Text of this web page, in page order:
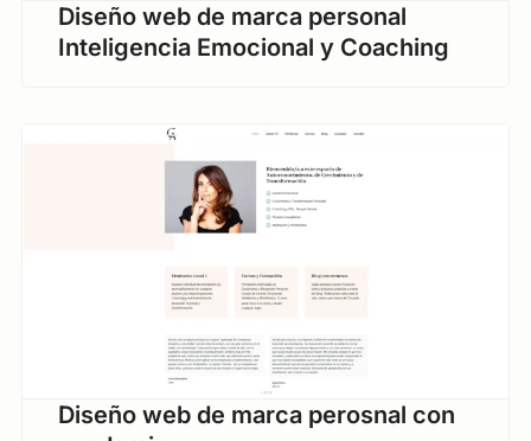
Diseño web de marca personal
Inteligencia Emocional y Coaching
Diseño web de marca perosnal con